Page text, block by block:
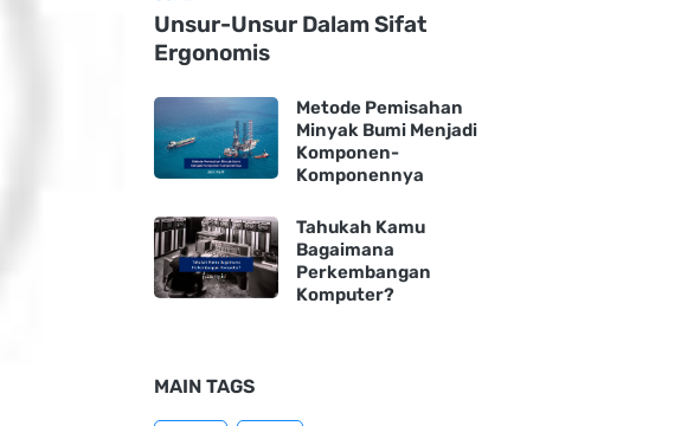
Unsur-Unsur Dalam Sifat
Ergonomis
Metode Pemisahan
Minyak Bumi Menjadi
Komponen-
Komponennya
Tahukah Kamu
Bagaimana
Perkembangan
Komputer?
MAIN TAGS